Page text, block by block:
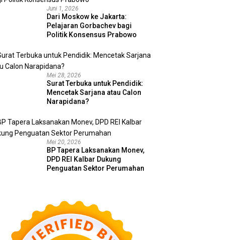
Juni 1, 2026
Dari Moskow ke Jakarta:
Pelajaran Gorbachev bagi
Politik Konsensus Prabowo
Mei 28, 2026
Surat Terbuka untuk Pendidik:
Mencetak Sarjana atau Calon
Narapidana?
Mei 20, 2026
BP Tapera Laksanakan Monev,
DPD REI Kalbar Dukung
Penguatan Sektor Perumahan